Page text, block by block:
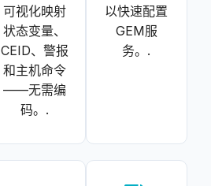
可视化映射
状态变量、
CEID、警报
和主机命令
——无需编
码。.
以快速配置
GEM服
务。.